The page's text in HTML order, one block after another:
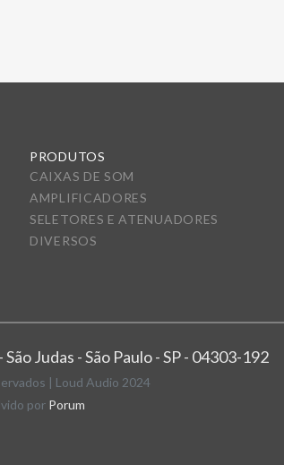
PRODUTOS
CAIXAS DE SOM
AMPLIFICADORES
SELETORES E ATENUADORES
DIVERSOS
Judas - São Paulo - SP - 04303-192
| Loud Audio 2024
por Porum